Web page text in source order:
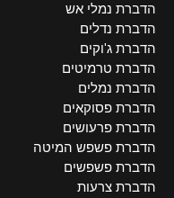
הדברת נמלי אש
הדברת נדלים
הדברת ג'וקים
הדברת טרמיטים
הדברת נמלים
הדברת פסוקאים
הדברת פרעושים
הדברת פשפש המיטה
הדברת פשפשים
הדברת צרעות